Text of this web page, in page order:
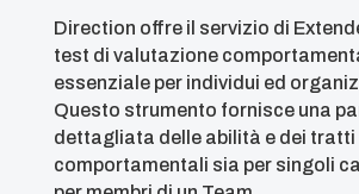
Direction offre il servizio di
test di valutazione
essenziale per individui ed
Questo strumento fornisce una
dettagliata delle abilità e dei tratti
comportamentali sia per singoli